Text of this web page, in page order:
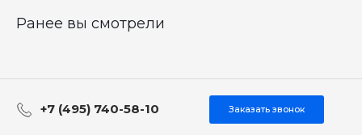
Ранее вы смотрели
+7 (495) 740-58-10 Заказать звонок